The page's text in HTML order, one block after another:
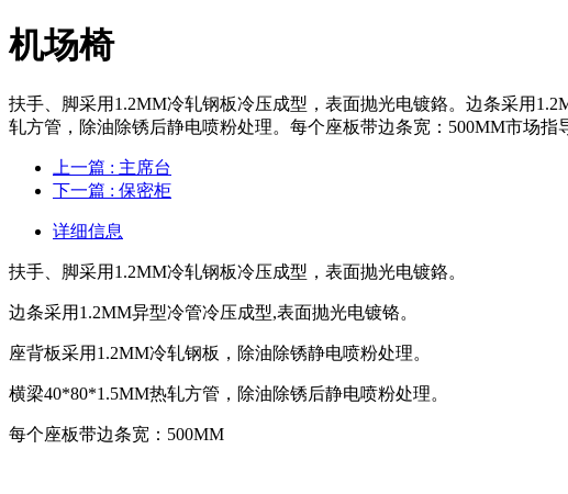
机场椅
扶手、脚采用1.2MM冷轧钢板冷压成型，表面抛光电镀鉻。边条采用
轧方管，除油除锈后静电喷粉处理。每个座板带边条宽：500MM市场指
上一篇 : 主席台
下一篇 : 保密柜
详细信息
扶手、脚采用1.2MM冷轧钢板冷压成型，表面抛光电镀鉻。
边条采用1.2MM异型冷管冷压成型,表面抛光电镀铬。
座背板采用1.2MM冷轧钢板，除油除锈静电喷粉处理。
横梁40*80*1.5MM热轧方管，除油除锈后静电喷粉处理。
每个座板带边条宽：500MM